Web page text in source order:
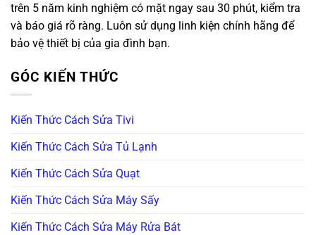
trên 5 năm kinh nghiệm có mặt ngay sau 30 phút, kiểm tra
và báo giá rõ ràng. Luôn sử dụng linh kiện chính hãng để
bảo vệ thiết bị của gia đình bạn.
GÓC KIẾN THỨC
Kiến Thức Cách Sửa Tivi
Kiến Thức Cách Sửa Tủ Lạnh
Kiến Thức Cách Sửa Quạt
Kiến Thức Cách Sửa Máy Sấy
Kiến Thức Cách Sửa Máy Rửa Bát